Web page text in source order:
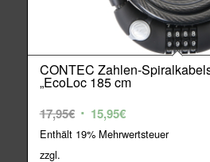
CONTEC Zahlen-
„EcoLoc 185 cm
17,95€ Ursprünglicher
Preis
15,95€Aktueller
Preis
Enthält 19% Mehrwertsteuer
zzgl.